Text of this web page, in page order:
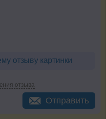
отзыву картинки
отзыва
Отправить